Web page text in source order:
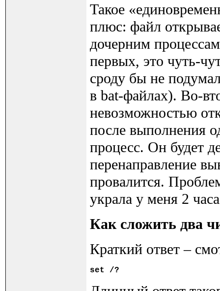
Такое
плюс: файл
дочерним
первых, это чуть-
сроду бы не
в bat-файлах). Во-
невозможностью
после выполнения
процесс. Он будет
перенаправление
провалится.
украла у меня 2
Как сложить два
Краткий ответ –
set